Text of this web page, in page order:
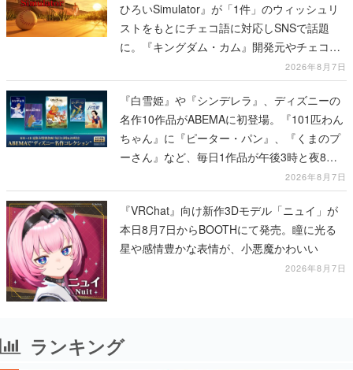
ひろいSimulator』が「1件」のウィッシュリ
ストをもとにチェコ語に対応しSNSで話題
に。『キングダム・カム』開発元やチェコの
2026年8月7日
『白雪姫』や『シンデレラ』、ディズニーの
名作10作品がABEMAに初登場。『101匹わん
ちゃん』に『ピーター・パン』、『くまのプ
ーさん』など、毎日1作品が午後3時と夜8時
2026年8月7日
『VRChat』向け新作3Dモデル「ニュイ」が
本日8月7日からBOOTHにて発売。瞳に光る
星や感情豊かな表情が、小悪魔かわいい
2026年8月7日
ランキング